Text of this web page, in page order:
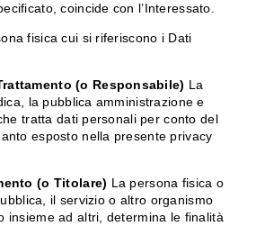
coincide con l’Interessato.
fisica cui si riferiscono i Dati
(o Responsabile) La
la pubblica amministrazione e
tratta dati personali per conto del
esposto nella presente privacy
(o Titolare) La persona fisica o
il servizio o altro organismo
insieme ad altri, determina le finalità